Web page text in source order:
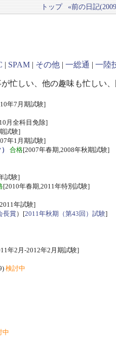
トップ «前の日記
| SPAM | その他 | 一総通 | 一陸
忙しい、他の趣味も忙しい
年7月期試験]
月全科目免除]
試験]
年1月期試験]
合格[2007年春期,2008年秋期試験]
試験]
[2010年春期,2011年特別試験]
年試験]
長賞）[2011年秋期（第43回）試験]
年2月-2012年2月期試験]
検討中
中